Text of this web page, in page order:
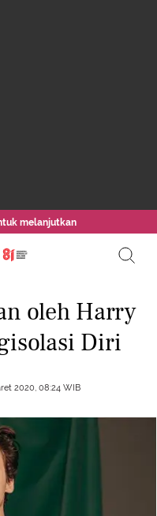
melanjutkan
oleh Harry
Diri
2020, 08:24 WIB